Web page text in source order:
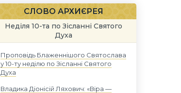
СЛОВО АРХИЄРЕЯ
Неділя 10-та по Зісланні Святого
Духа
Проповідь Блаженнішого Святослава
у 10-ту неділю по Зісланні Святого
Духа
Владика Діонісій Ляхович: «Віра —